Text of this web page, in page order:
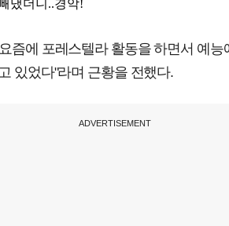
즘에 포레스텔라 활동을 하면서 예
있었다"라며 근황을 전했다.
ADVERTISEMENT